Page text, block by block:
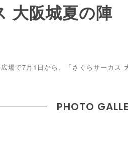
大阪城夏の陣
場で7月1日から、「さくらサーカス
PHOTO